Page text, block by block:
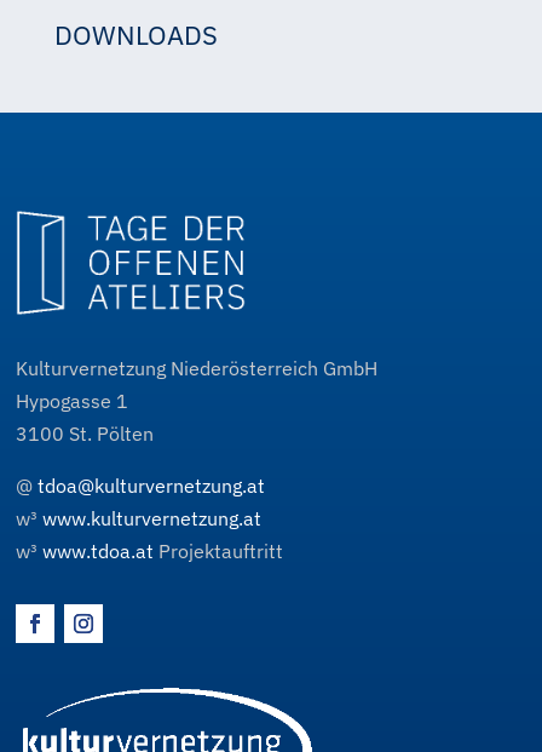
DOWNLOADS
BildungsakademieWeinviertel
Kulturvernetzung Niederösterreich GmbH
Hypogasse 1
3100 St. Pölten
@tdoa@kulturvernetzung.at
w³www.kulturvernetzung.at
w³www.tdoa.at Projektauftritt